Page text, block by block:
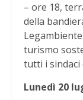
– ore 18,
della
turismo
tutti i sindaci
Lunedì 20